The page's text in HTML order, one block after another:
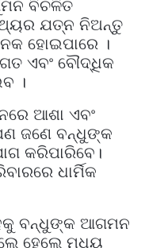
ବିଚଳିତ
ଯତ୍ନ ନିଅନ୍ତୁ
ହୋଇପାରେ ।
ଏବଂ ବୌଦ୍ଧିକ
।
ଆଶା ଏବଂ
ଜଣେ ବନ୍ଧୁଙ୍କ
କରିପାରିବେ।
ଧାର୍ମିକ
ବନ୍ଧୁଙ୍କ ଆଗମନ
ହେଲେ ମଧ୍ୟ